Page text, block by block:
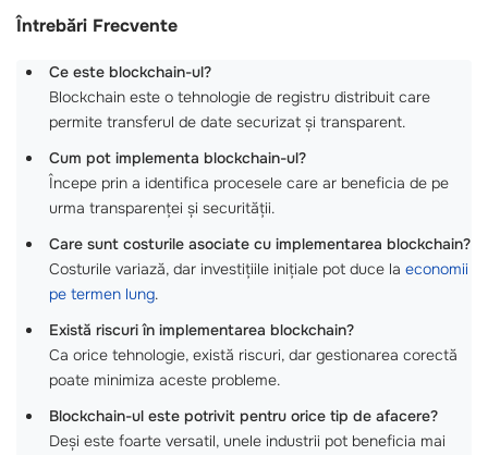
Întrebări Frecvente
Ce este blockchain-ul?
Blockchain este o tehnologie de registru distribuit care
permite transferul de date securizat și transparent.
Cum pot implementa blockchain-ul?
Începe prin a identifica procesele care ar beneficia de pe
urma transparenței și securității.
Care sunt costurile asociate cu implementarea blockchain?
Costurile variază, dar investițiile inițiale pot duce la economii
pe termen lung.
Există riscuri în implementarea blockchain?
Ca orice tehnologie, există riscuri, dar gestionarea corectă
poate minimiza aceste probleme.
Blockchain-ul este potrivit pentru orice tip de afacere?
Deși este foarte versatil, unele industrii pot beneficia mai